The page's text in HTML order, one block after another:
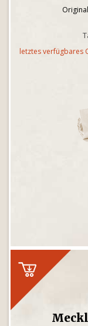
letztes verfügbares